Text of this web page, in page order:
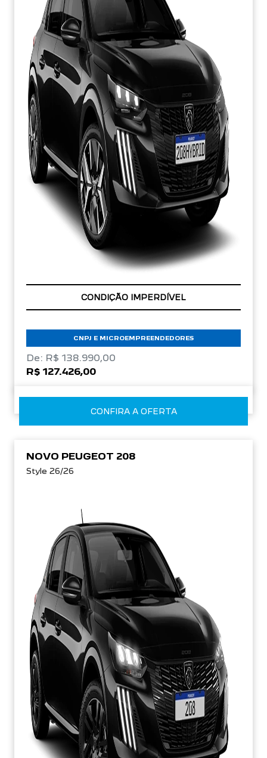
APROVEITE!
CNPJ E MICROEMPREENDEDORES
De: R$ 138.990,00
R$ 127.426,00
CONFIRA A OFERTA
NOVO PEUGEOT 208
Style 26/26